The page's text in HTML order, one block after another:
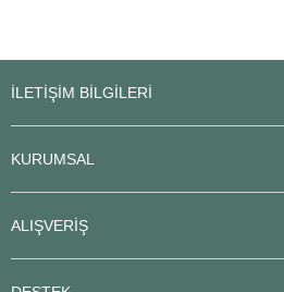
İLETİŞİM BİLGİLERİ
KURUMSAL
ALIŞVERİŞ